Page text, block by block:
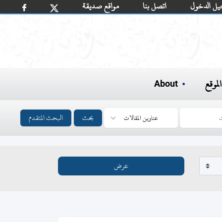
مواقع صديقة اتصل بنا الدخول
About
بحث البحث المتقدم